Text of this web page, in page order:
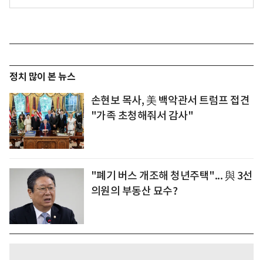
정치 많이 본 뉴스
손현보 목사, 美 백악관서 트럼프 접견
"가족 초청해줘서 감사"
"폐기 버스 개조해 청년주택"... 與 3선
의원의 부동산 묘수?